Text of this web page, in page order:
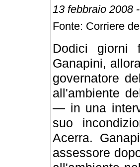
13 febbraio 2008
Fonte: Corriere
Dodici giorni
Ganapini,
governatore
all'ambiente
— in una
suo
Acerra.
assessore